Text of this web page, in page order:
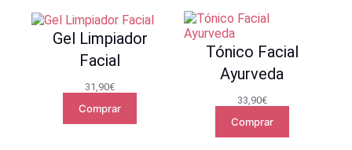
Gel Limpiador
Facial
31,90€
Comprar
Tónico Facial
Ayurveda
33,90€
Comprar